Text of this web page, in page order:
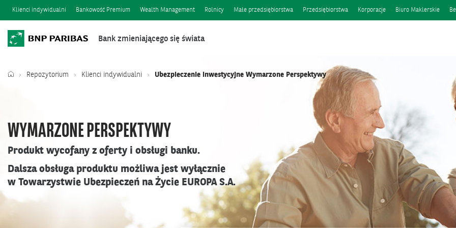
Klienci indywidualni Bankowość Premium Wealth Management Rolnicy Małe przedsiębiorstwa Przedsiębiorstwa Korporacje Biuro Maklerskie
Bank zmieniającego się świata
Repozytorium Klienci indywidualni Ubezpieczenie inwestycyjne Wymarzone Perspektywy
WYMARZONE PERSPEKTYWY
Produkt wycofany z oferty i obsługi banku.
Dalsza obsługa produktu możliwa jest wyłącznie
w Towarzystwie Ubezpieczeń na Życie EUROPA S.A.